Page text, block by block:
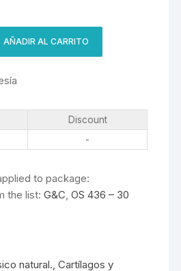
AÑADIR AL CARRITO
Discount
-
to package:
the list:G&C ,OS 436 – 30
natural. ,Cartílagos y